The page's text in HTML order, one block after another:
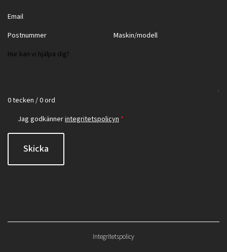
0 tecken / 0 ord
Jag godkännerintegritetspolicyn *
Skicka
Integritetspolicy